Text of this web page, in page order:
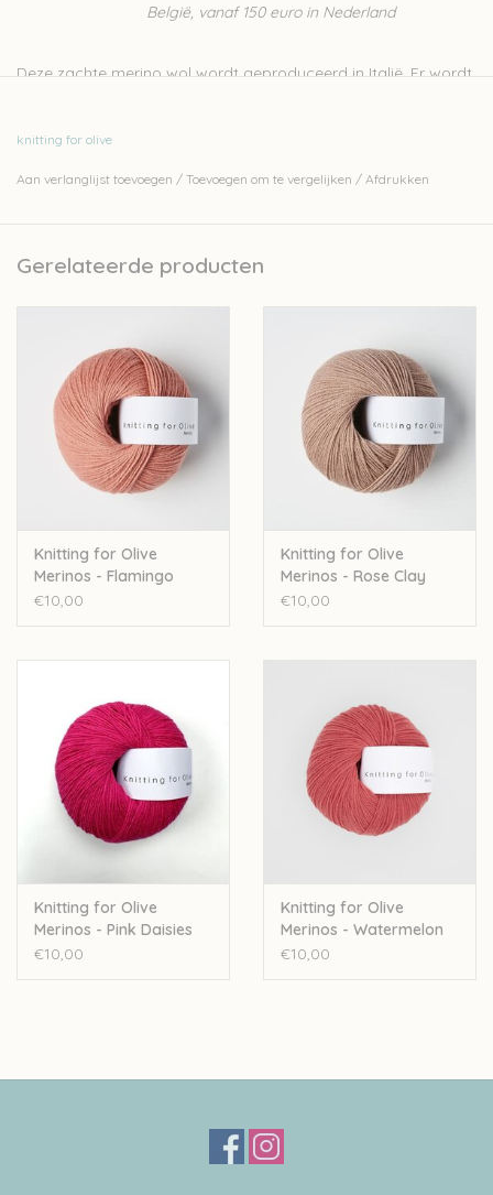
België, vanaf 150 euro in Nederland
Deze zachte merino wol wordt geproduceerd in Italië. Er wordt
Stekenverhouding 10cm: 28st
100% merinowol - Oeko-Tex Standard 100
Handwas
Let op: de kleur op beeld kan afwijken van de werkelijke kleur.
knitting for olive
Aan verlanglijst toevoegen / Toevoegen om te vergelijken / Afdrukken
Gerelateerde producten
Knitting for Olive
Merinos - Flamingo
€10,00
Knitting for Olive
Merinos - Rose Clay
€10,00
Knitting for Olive
Merinos - Pink Daisies
€10,00
Knitting for Olive
Merinos - Watermelon
€10,00